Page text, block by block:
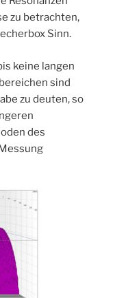
zu betrachten,
Sinn.
keine langen
sind
zu deuten, so
des